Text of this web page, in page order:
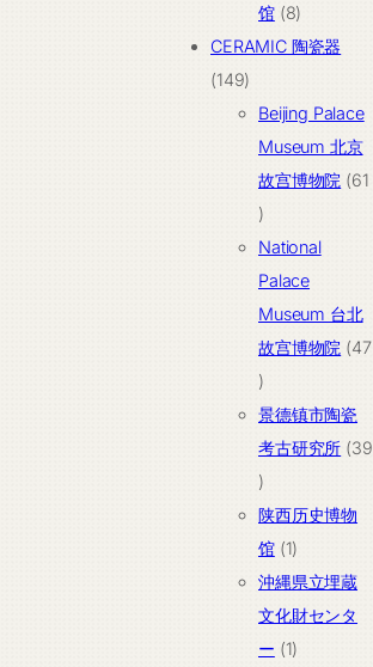
产
品
馆 88
个
品
CERAMIC 陶瓷器
149149
个
产
品
Beijing Palace
Museum 北京
故宫博物院
61
61
个
产
品
National
Palace
Museum 台北
故宫博物院
47
47
个
产
品
景德镇市陶瓷
考古研究所 39
39
个
产
品
陕西历史博物
馆 11
个
产
品
沖縄県立埋蔵
文化財センタ
ー 11